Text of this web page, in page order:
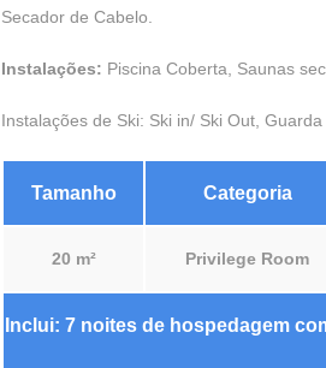
Secador de Cabelo.
Instalações: Piscina Coberta, Saunas
Instalações de Ski: Ski in/ Ski Out,
Tamanho Categoria
20 m² Privilege Room
Inclui: 7 noites de hospedagem